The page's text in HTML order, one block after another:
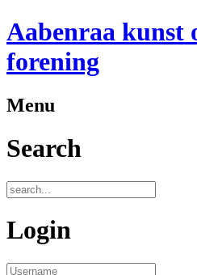
Aabenraa kunst
forening
Menu
Search
Login